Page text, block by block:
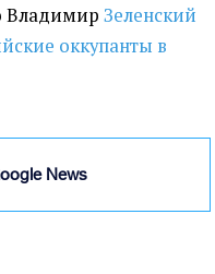
Владимир Зеленский
оккупанты в
News